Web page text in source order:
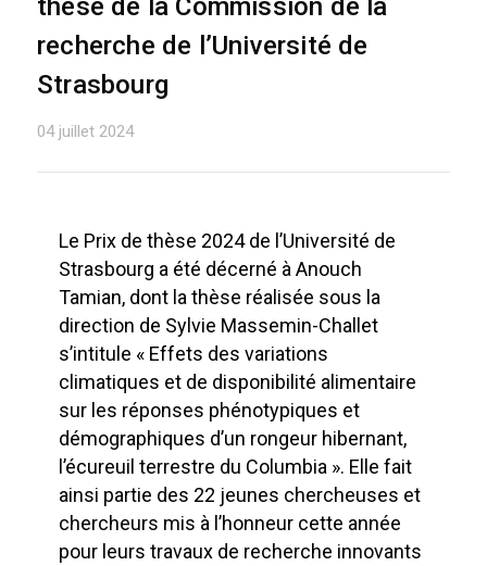
thèse de la Commission de la
recherche de l’Université de
Strasbourg
04 juillet 2024
Le Prix de thèse 2024 de l’Université de
Strasbourg a été décerné à Anouch
Tamian, dont la thèse réalisée sous la
direction de Sylvie Massemin-Challet
s’intitule « Effets des variations
climatiques et de disponibilité alimentaire
sur les réponses phénotypiques et
démographiques d’un rongeur hibernant,
l’écureuil terrestre du Columbia ». Elle fait
ainsi partie des 22 jeunes chercheuses et
chercheurs mis à l’honneur cette année
pour leurs travaux de recherche innovants